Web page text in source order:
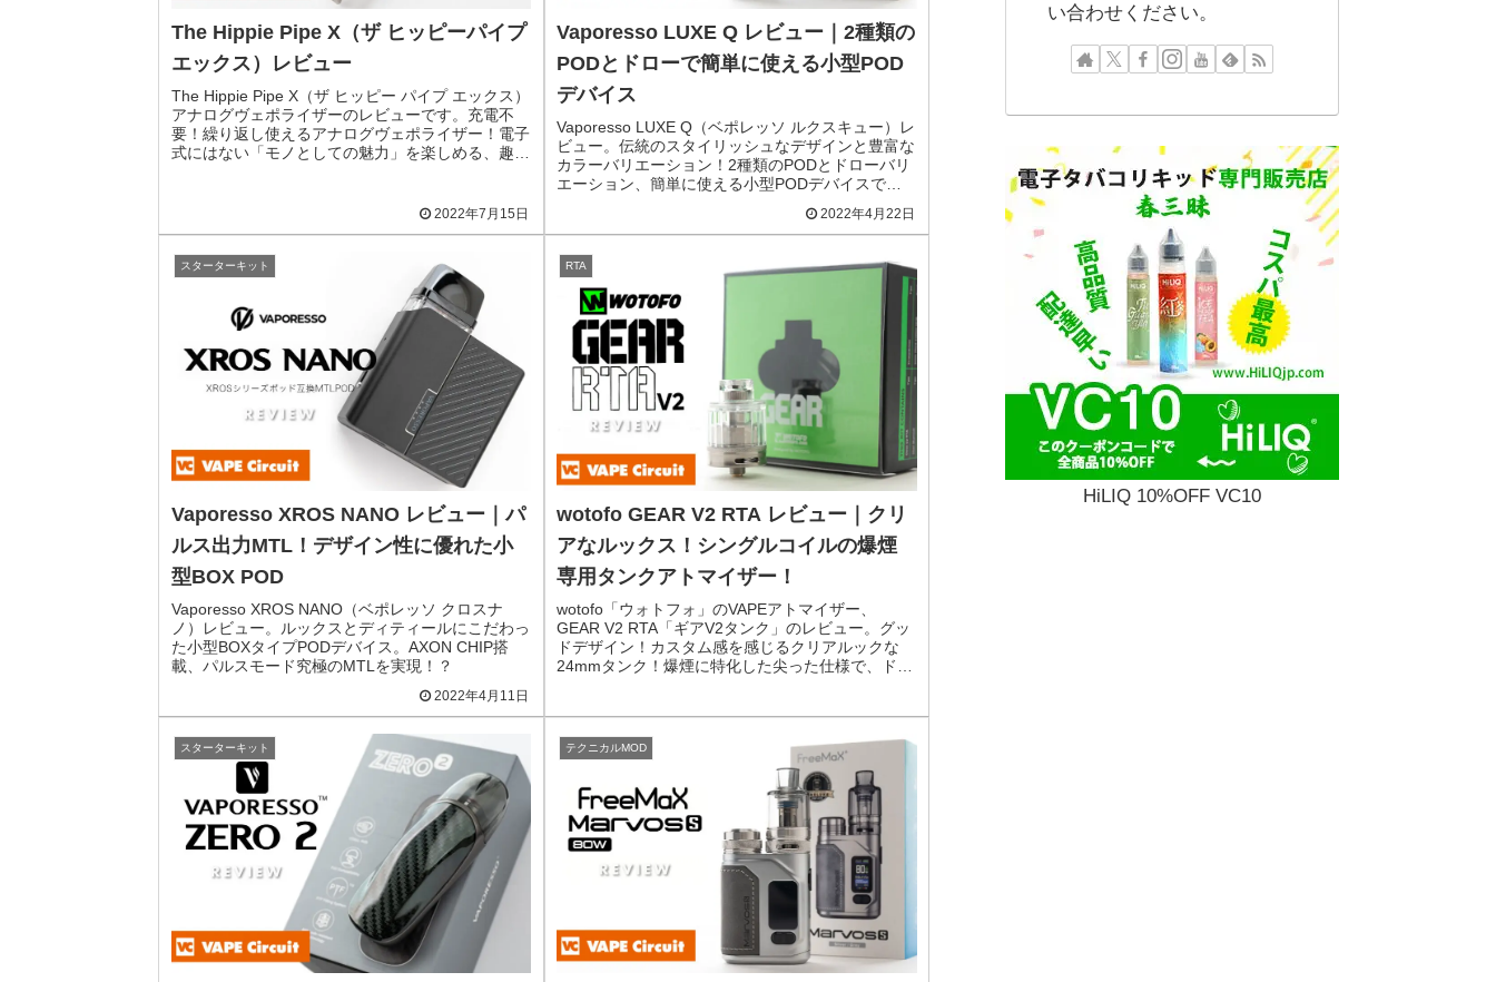
The Hippie Pipe X（ザ ヒッピーパイプ
エックス）レビュー
The Hippie Pipe X（ザ ヒッピー パイプ エックス）
アナログヴェポライザーのレビューです。充電不
要！繰り返し使えるアナログヴェポライザー！電子
式にはない「モノとしての魅力」を楽しめる、趣味
2022年7月15日
Vaporesso LUXE Q レビュー｜2種類の
PODとドローで簡単に使える小型POD
デバイス
Vaporesso LUXE Q（ベポレッソ ルクスキュー）レ
ビュー。伝統のスタイリッシュなデザインと豊富な
カラーバリエーション！2種類のPODとドローバリ
エーション、簡単に使える小型PODデバイスで
2022年4月22日
スターターキット
Vaporesso XROS NANO レビュー｜パ
ルス出力MTL！デザイン性に優れた小
型BOX POD
Vaporesso XROS NANO（ベポレッソ クロスナ
ノ）レビュー。ルックスとディティールにこだわっ
た小型BOXタイプPODデバイス。AXON CHIP搭
載、パルスモード究極のMTLを実現！？
2022年4月11日
RTA
wotofo GEAR V2 RTA レビュー｜クリ
アなルックス！シングルコイルの爆煙
専用タンクアトマイザー！
wotofo「ウォトフォ」のVAPEアトマイザー、
GEAR V2 RTA「ギアV2タンク」のレビュー。グッ
ドデザイン！カスタム感を感じるクリアルックな
24mmタンク！爆煙に特化した尖った仕様で、ドロ
スターターキット テクニカルMOD
い合わせください。
HiLIQ 10%OFF VC10